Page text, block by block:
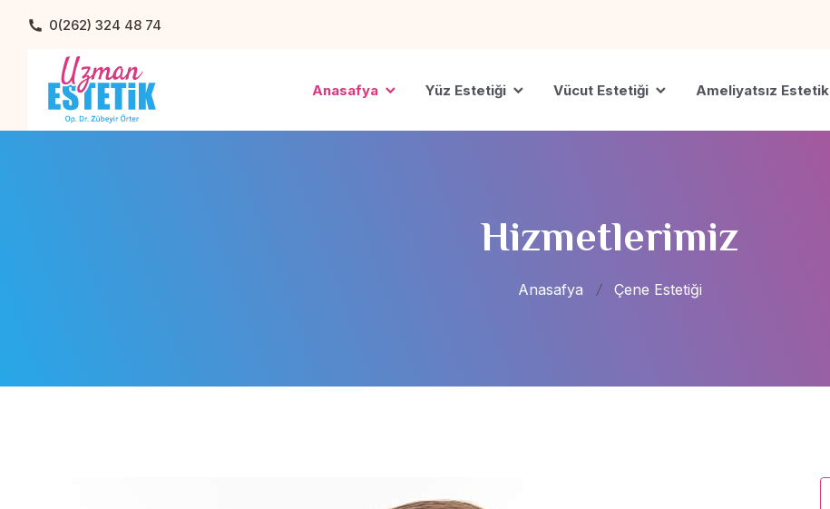
0(262) 324 48 74
Anasafya Yüz Estetiği Vücut Estetiği Ameliyatsız Estetik
Hizmetlerimiz
Anasafya Çene Estetiği